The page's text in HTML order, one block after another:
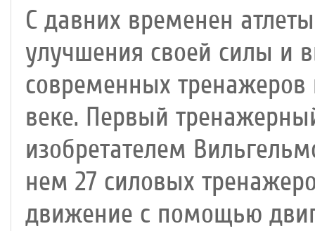
С давних временен
улучшения своей силы и
современных тренажеров
веке. Первый
изобретателем
нем 27 силовых
движение с помощью